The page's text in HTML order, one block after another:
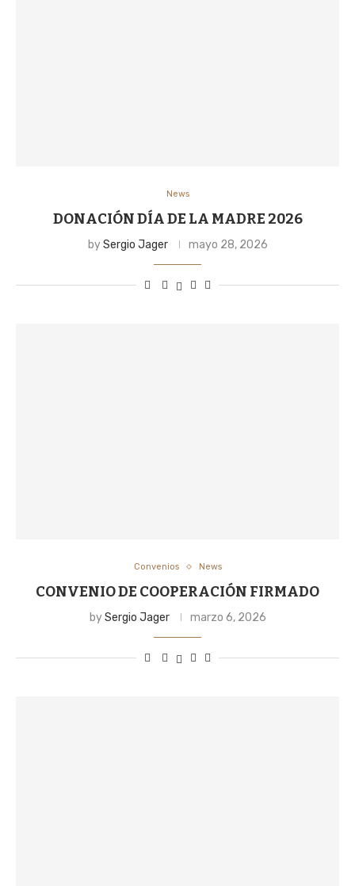
News
DONACIÓN DÍA DE LA MADRE 2026
bySergio Jager mayo 28, 2026
Convenios News
CONVENIO DE COOPERACIÓN FIRMADO
bySergio Jager marzo 6, 2026